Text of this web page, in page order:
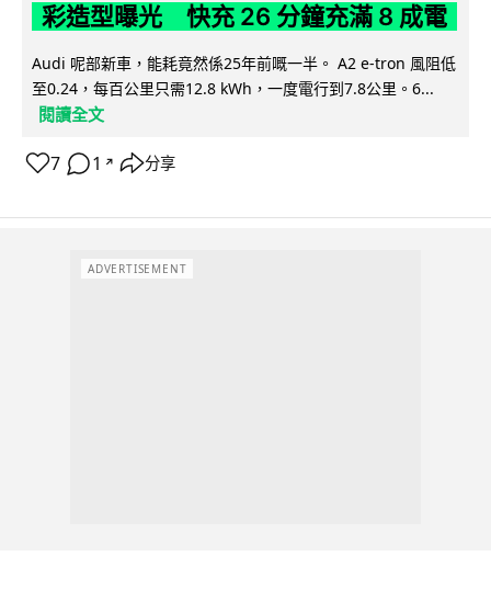
彩造型曝光 快充 26 分鐘充滿 8 成電
Audi 呢部新車，能耗竟然係25年前嘅一半。 A2 e-tron 風阻低
至0.24，每百公里只需12.8 kWh，一度電行到7.8公里。6...
閱讀全文
7 1 ↗ 分享
ADVERTISEMENT